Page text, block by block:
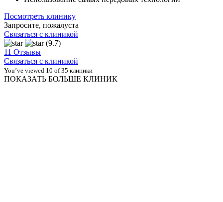
Посмотреть клинику
Запросите, пожалуста
Связаться с клиникой
(9.7)
11 Отзывы
Связаться с клиникой
You’ve viewed 10 of 35 клиники
ПОКАЗАТЬ БОЛЬШЕ КЛИНИК